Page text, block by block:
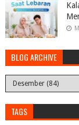
BLOG ARCHIVE
TAGS